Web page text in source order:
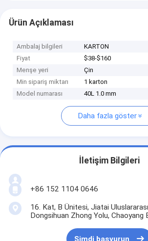
Ürün Açıklaması
Ambalaj bilgileri
KARTON
Fiyat
$38-$160
Menşe yeri
Çin
Min sipariş miktarı
1 karton
Model numarası
40L 1.0 mm
Daha fazla göster
İletişim Bilgileri
+86 152 1104 0646
16. Kat, B Ünitesi, Jiatai
Dongsihuan Zhong Yolu, Chaoyang
Şimdi başvurun